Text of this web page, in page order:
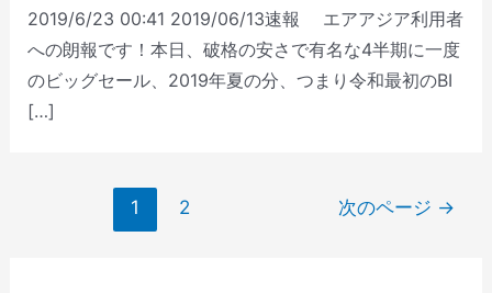
2019/6/23 00:41 2019/06/13速報 エアアジア利用者
への朗報です！本日、破格の安さで有名な4半期に一度
のビッグセール、2019年夏の分、つまり令和最初のBI
[…]
1 2 次のページ →